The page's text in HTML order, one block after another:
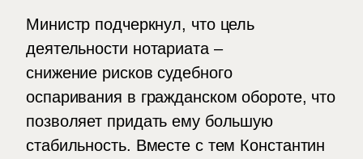
Министр подчеркнул, что цель
деятельности нотариата –
снижение рисков судебного
оспаривания в гражданском обороте, что
позволяет придать ему большую
стабильность. Вместе с тем Константин